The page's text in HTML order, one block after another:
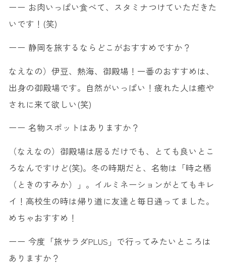
ーー お肉いっぱい食べて、スタミナつけていただきた
いです！(笑)
ーー 静岡を旅するならどこがおすすめですか？
なえなの）伊豆、熱海、御殿場！一番のおすすめは、
出身の御殿場です。自然がいっぱい！疲れた人は癒や
されに来て欲しい(笑)
ーー 名物スポットはありますか？
（なえなの）御殿場は居るだけでも、とても良いとこ
ろなんですけど(笑)。冬の時期だと、名物は「時之栖
（ときのすみか）」。イルミネーションがとてもキレ
イ！高校生の時は帰り道に友達と毎日通ってました。
めちゃおすすめ！
ーー 今度「旅サラダPLUS」で行ってみたいところは
ありますか？